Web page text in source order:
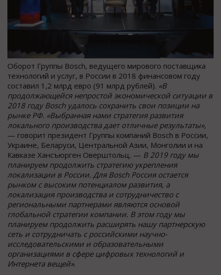
Оборот Группы Bosch, ведущего мирового поставщика
технологий и услуг, в России в 2018 финансовом году
составил 1,2 млрд евро (91 млрд рублей). «В
продолжающейся непростой экономической ситуации в
2018 году Bosch удалось сохранить свои позиции на
рынке РФ. «Выбранная нами стратегия развития
локального производства дает отличные результаты»,
— говорит президент Группы компаний Bosch в России,
Украине, Беларуси, Центральной Азии, Монголии и на
Кавказе Хансъюрген Оверштольц. — В 2019 году мы
планируем продолжить стратегию укрепления
локализации в России. Для BoschРоссия остается
рынком с высоким потенциалом развития, а
локализация производства и сотрудничество с
региональными партнерами являются основой
глобальной стратегии компании. В этом году мы
планируем продолжить расширять нашу партнерскую
сеть и сотрудничать с российскими научно-
исследовательскими и образовательными
организациями в сфере цифровых технологий и
Интернета вещей».